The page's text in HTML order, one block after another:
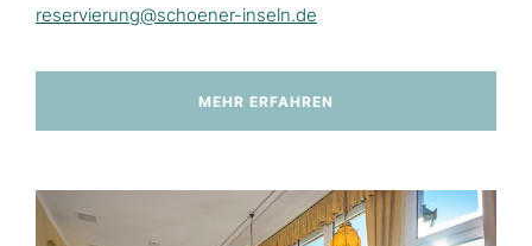
reservierung@schoener-inseln.de
MEHR ERFAHREN